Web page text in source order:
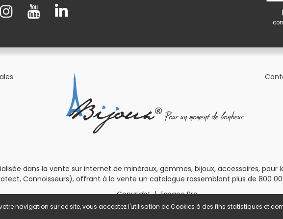
dans la vente sur internet de minéraux, gemmes, bijoux, accessoires, pour
Connoisseurs), offrant à la vente un catalogue rassemblant plus de 800
Copyright|Espace Pro
navigation sur ce site, vous acceptez l'utilisation de Cookies à des fins statistiques et